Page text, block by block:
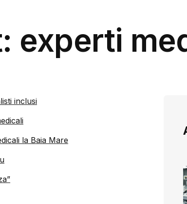
experti
inclusi
la Baia Mare